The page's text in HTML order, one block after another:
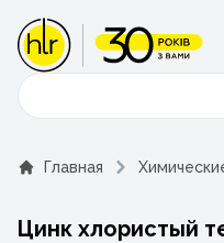
Поиск
Главная
Цинк хлористый